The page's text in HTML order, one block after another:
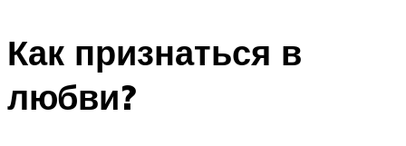
Как признаться в
любви?